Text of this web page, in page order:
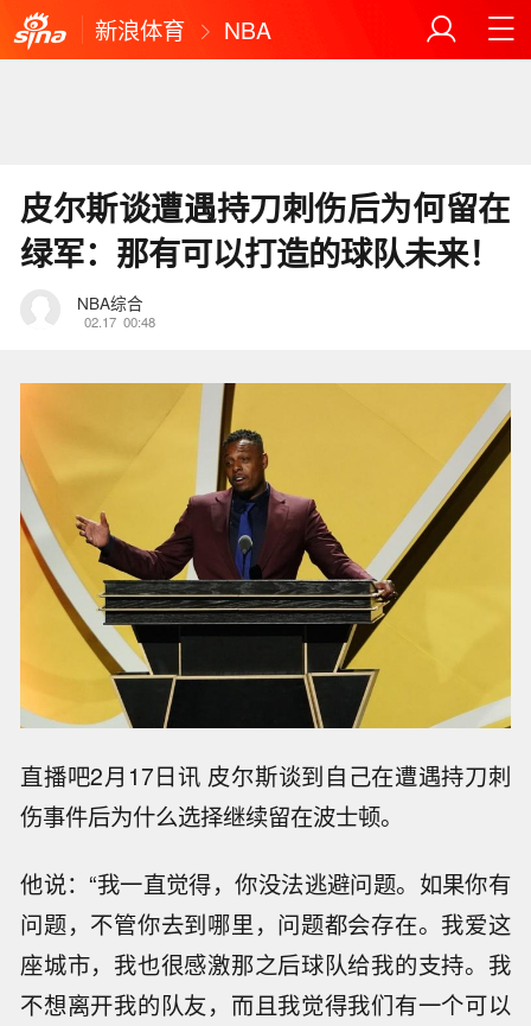
新浪体育 NBA
皮尔斯谈遭遇持刀刺伤后为何留在
绿军：那有可以打造的球队未来！
NBA综合
02.17 00:48
直播吧2月17日讯 皮尔斯谈到自己在遭遇持刀刺
伤事件后为什么选择继续留在波士顿。
他说：“我一直觉得，你没法逃避问题。如果你有
问题，不管你去到哪里，问题都会存在。我爱这
座城市，我也很感激那之后球队给我的支持。我
不想离开我的队友，而且我觉得我们有一个可以